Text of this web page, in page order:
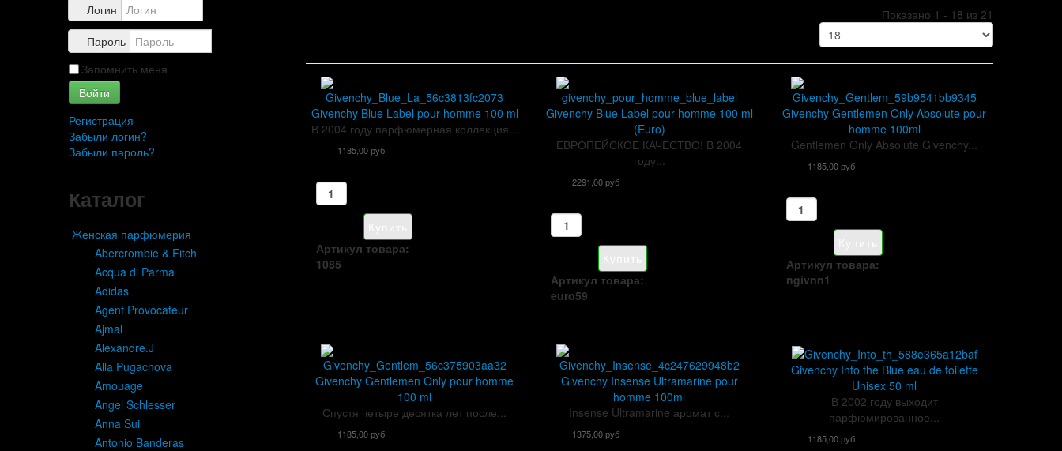
Логин
Пароль
Запомнить меня
Войти
Регистрация
Забыли логин?
Забыли пароль?
Каталог
Женская парфюмерия
Abercrombie & Fitch
Acqua di Parma
Adidas
Agent Provocateur
Ajmal
Alexandre.J
Alla Pugachova
Amouage
Angel Schlesser
Anna Sui
Antonio Banderas
Показано 1 - 18 из 21
Givenchy Blue Label pour homme 100 ml
В 2004 году парфюмерная коллекция...
1185,00 руб
Артикул товара:
1085
Givenchy Blue Label pour homme 100 ml
(Euro)
ЕВРОПЕЙСКОЕ КАЧЕСТВО! В 2004
году...
2291,00 руб
Артикул товара:
euro59
Givenchy Gentlemen Only Absolute pour
homme 100ml
Gentlemen Only Absolute Givenchy...
1185,00 руб
Артикул товара:
ngivnn1
Givenchy Gentlemen Only pour homme
100 ml
Спустя четыре десятка лет после...
1185,00 руб
Givenchy Insense Ultramarine pour
homme 100ml
Insense Ultramarine аромат с...
1375,00 руб
Givenchy Into the Blue eau de toilette
Unisex 50 ml
В 2002 году выходит
парфюмированное...
1185,00 руб